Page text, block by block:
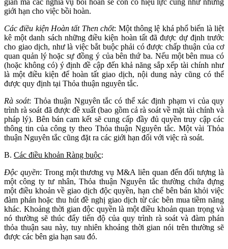
gian mà các nghĩa vụ bồi hoàn sẽ còn có hiệu lực cũng như những
giới hạn cho việc bồi hoàn.
Các điều kiện Hoàn tất Then chốt: Một thông lệ khá phổ biến là liệt
kê một danh sách những điều kiện hoàn tất đã được dự định trước
cho giao dịch, như là việc bắt buộc phải có được chấp thuận của cơ
quan quản lý hoặc sự đồng ý của bên thứ ba. Nếu một bên mua có
(hoặc không có) ý định đề cập đến khả năng sắp xếp tài chính như
là một điều kiện để hoàn tất giao dịch, nội dung này cũng có thể
được quy định tại Thỏa thuận nguyên tắc.
Rà soát: Thỏa thuận Nguyên tắc có thể xác định phạm vi của quy
trình rà soát đã được đề xuất (bao gồm cả rà soát về mặt tài chính và
pháp lý). Bên bán cam kết sẽ cung cấp đầy đủ quyền truy cập các
thông tin của công ty theo Thỏa thuận Nguyên tắc. Một vài Thỏa
thuận Nguyên tắc cũng đặt ra các giới hạn đối với việc rà soát.
B. Các điều khoản Ràng buộc:
Độc quyền: Trong một thương vụ M&A liên quan đến đối tượng là
một công ty tư nhân, Thỏa thuận Nguyên tắc thường chứa đựng
một điều khoản về giao dịch độc quyền, hạn chế bên bán khỏi việc
đàm phán hoặc thu hút đề nghị giao dịch từ các bên mua tiềm năng
khác. Khoảng thời gian độc quyền là một điều khoản quan trọng và
nó thường sẽ thúc đẩy tiến độ của quy trình rà soát và đàm phán
thỏa thuận sau này, tuy nhiên khoảng thời gian nói trên thường sẽ
được các bên gia hạn sau đó.